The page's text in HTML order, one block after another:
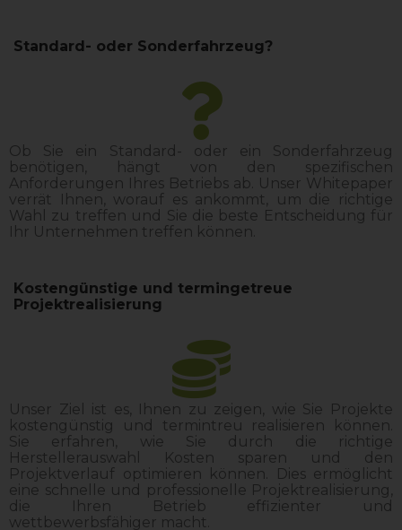
Standard- oder Sonderfahrzeug?
Ob Sie ein Standard- oder ein Sonderfahrzeug
benötigen, hängt von den spezifischen
Anforderungen Ihres Betriebs ab. Unser Whitepaper
verrät Ihnen, worauf es ankommt, um die richtige
Wahl zu treffen und Sie die beste Entscheidung für
Ihr Unternehmen treffen können.
Kostengünstige und termingetreue
Projektrealisierung
Unser Ziel ist es, Ihnen zu zeigen, wie Sie Projekte
kostengünstig und termintreu realisieren können.
Sie erfahren, wie Sie durch die richtige
Herstellerauswahl Kosten sparen und den
Projektverlauf optimieren können. Dies ermöglicht
eine schnelle und professionelle Projektrealisierung,
die Ihren Betrieb effizienter und
wettbewerbsfähiger macht.